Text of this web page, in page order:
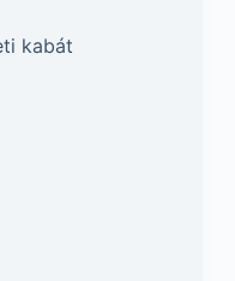
kabát